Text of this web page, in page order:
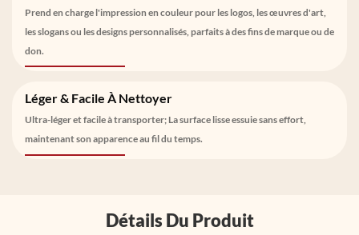
Prend en charge l'impression en couleur pour les logos, les œuvres d'art,
les slogans ou les designs personnalisés, parfaits à des fins de marque ou de
don.
Léger & Facile À Nettoyer
Ultra-léger et facile à transporter; La surface lisse essuie sans effort,
maintenant son apparence au fil du temps.
Détails Du Produit